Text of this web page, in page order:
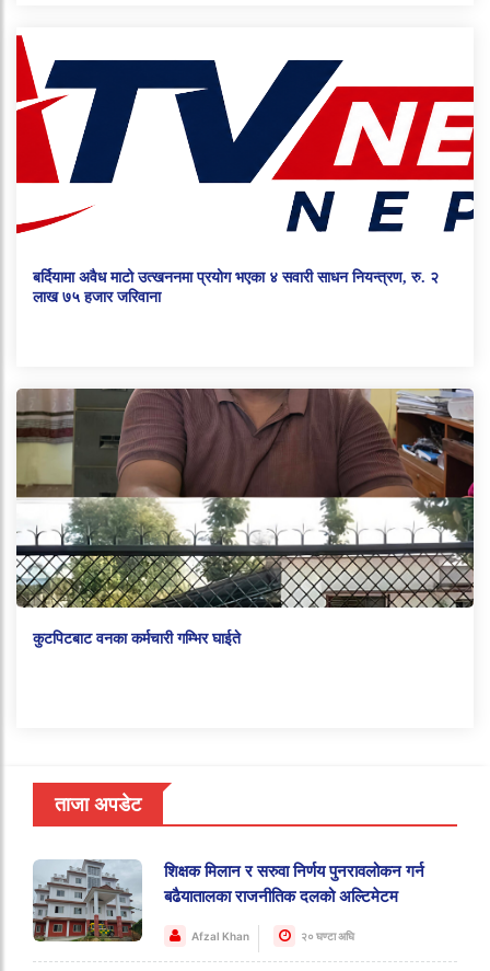
बर्दियामा अवैध माटो उत्खननमा प्रयोग भएका ४ सवारी साधन नियन्त्रण, रु. २
लाख ७५ हजार जरिवाना
कुटपिटबाट वनका कर्मचारी गम्भिर घाईते
ताजा अपडेट
शिक्षक मिलान र सरुवा निर्णय पुनरावलोकन गर्न
बढैयातालका राजनीतिक दलको अल्टिमेटम
Afzal Khan २० घण्टा अघि